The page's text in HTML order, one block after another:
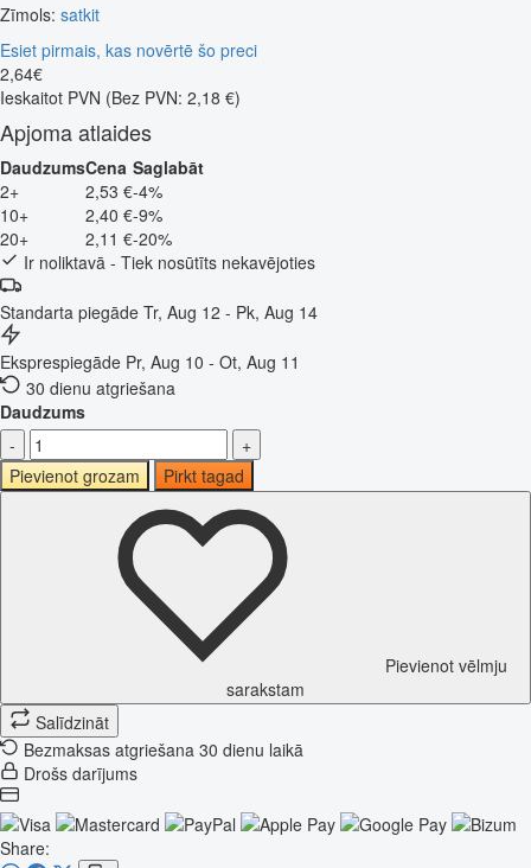
Zīmols: satkit
Esiet pirmais, kas novērtē šo preci
2,64€
Ieskaitot PVN (Bez PVN: 2,18 €)
Apjoma atlaides
DaudzumsCena Saglabāt
2+
2,53 €-4%
10+
2,40 €-9%
20+
2,11 €-20%
Ir noliktavā - Tiek nosūtīts nekavējoties
Standarta piegāde Tr, Aug 12 - Pk, Aug 14
Eksprespiegāde Pr, Aug 10 - Ot, Aug 11
30 dienu atgriešana
Daudzums
-
+
Pievienot grozam
Pirkt tagad
Pievienot vēlmju
sarakstam
Salīdzināt
Bezmaksas atgriešana 30 dienu laikā
Drošs darījums
Share: